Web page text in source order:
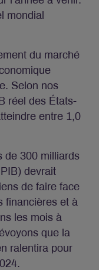
mondial
du marché
Selon nos
réel des États-
entre 1,0
de 300 milliards
devrait
de faire face
financières et à
les mois à
que la
ralentira pour